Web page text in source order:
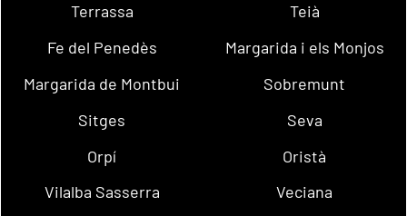
Terrassa
Teià
Fe del Penedès
Margarida i els Monjos
Margarida de Montbui
Sobremunt
Sitges
Seva
Orpí
Oristà
Vilalba Sasserra
Veciana